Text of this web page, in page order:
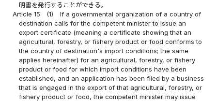
明書を発行することができる。
Article 15
(1)
If a governmental organization of a country of
destination calls for the competent minister to issue an
export certificate (meaning a certificate showing that an
agricultural, forestry, or fishery product or food conforms to
the country of destination's import conditions; the same
applies hereinafter) for an agricultural, forestry, or fishery
product or food for which import conditions have been
established, and an application has been filed by a business
that is engaged in the export of that agricultural, forestry, or
fishery product or food, the competent minister may issue